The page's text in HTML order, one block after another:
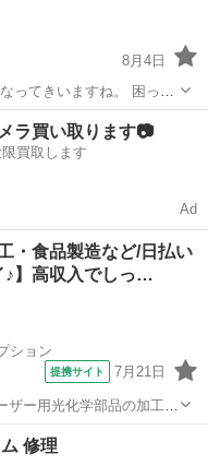
8月4日
ってきいますね。 困って
備士資格ありますが、整
活かせるところがないの
/助けたい 取り付け
ラ買い取ります📷
買取します
Ad
・食品製造など/日払い
♪】高収入でしっ…
ション
提携サイト 7月21日
ー用光化学部品の加工業
般1名(2)光学品質保証掛_
検品検査業務その他付随
修理